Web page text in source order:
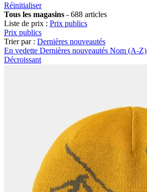
Réinitialiser
Tous les magasins - 688 articles
Liste de prix : Prix publics
Prix publics
Trier par : Dernières nouveautés
En vedette Dernières nouveautés Nom (A-Z)
Décroissant